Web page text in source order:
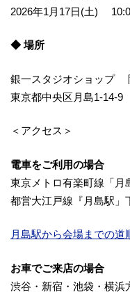
2026年1月17日(土)
◆ 場所
銀一スタジオショップ
東京都中央区月島1-14-9
＜アクセス＞
電車をご利用の場合
東京メトロ有楽町線「月
都営大江戸線『月島駅」
月島駅から会場までの道
お車でご来店の場合
渋谷・新宿・池袋・横浜